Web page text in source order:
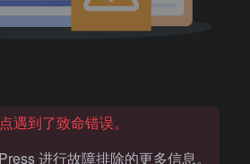
遇到了致命错误。
进行故障排除的更多信息。